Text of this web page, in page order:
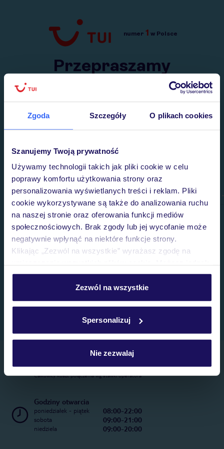
Zgoda Szczegóły O plikach cookies
Szanujemy Twoją prywatność
Używamy technologii takich jak pliki cookie w celu
poprawy komfortu użytkowania strony oraz
personalizowania wyświetlanych treści i reklam. Pliki
cookie wykorzystywane są także do analizowania ruchu
na naszej stronie oraz oferowania funkcji mediów
społecznościowych. Brak zgody lub jej wycofanie może
negatywnie wpłynąć na niektóre funkcje strony.
Klikając „Zezwól na wszystkie” wyrażasz zgodę na
personalizować swój wybór wchodząc w zakładkę
Szczegółowe informacje o plikach cookie znajdziesz
Zezwól na wszystkie
Spersonalizuj
Nie zezwalaj
Przejdź do TUI.pl
numer 1 w Polsce
Przepraszamy
Wysłaliśmy nasz serwis na krótkie wakacje.
Telefoniczne Centrum Rezerwacji
22 270 31 20
Całkowity koszt połączenia wg stawki operatora
Godziny otwarcia
poniedziałek - piątek 08:00-22:00
sobota 09:00-21:00
niedziela 09:00-20:00